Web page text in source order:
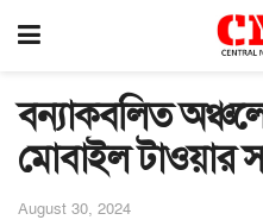
বন্যাকবলিত
মোবাইল টাওয়ার
August 30, 2024